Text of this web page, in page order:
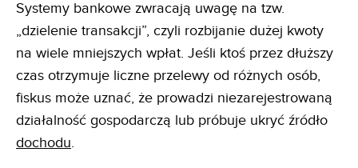
Systemy bankowe zwracają uwagę na tzw.
„dzielenie transakcji”, czyli rozbijanie dużej kwoty
na wiele mniejszych wpłat. Jeśli ktoś przez dłuższy
czas otrzymuje liczne przelewy od różnych osób,
fiskus może uznać, że prowadzi niezarejestrowaną
działalność gospodarczą lub próbuje ukryć źródło
dochodu.